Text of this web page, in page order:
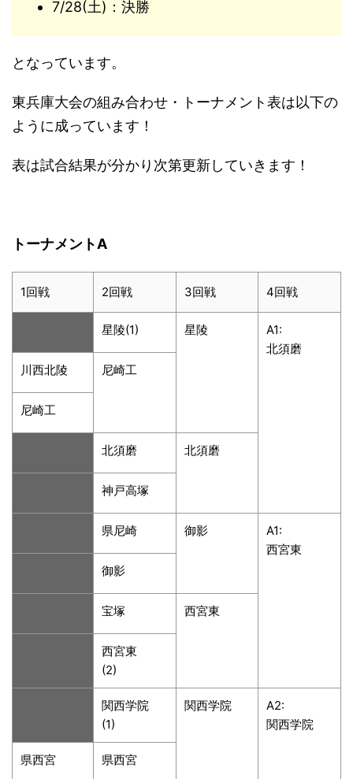
7/28(土)：決勝
となっています。
東兵庫大会の組み合わせ・トーナメント表は以下の
ように成っています！
表は試合結果が分かり次第更新していきます！
トーナメントA
1回戦 2回戦 3回戦 4回戦
星陵(1) 星陵
A1:
北須磨
川西北陵
尼崎工
尼崎工
北須磨 北須磨
神戸高塚
県尼崎 御影
A1:
西宮東
御影
宝塚 西宮東
西宮東
(2)
関西学院
(1)
関西学院
A2:
関西学院
県西宮 県西宮